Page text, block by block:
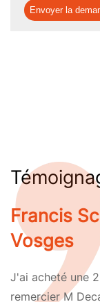
Envoyer la
Francis
Vosges
J'ai acheté une
remercier M